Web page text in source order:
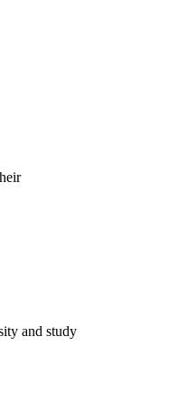
and study